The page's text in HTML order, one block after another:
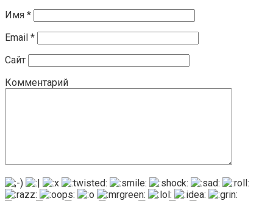
Имя *
Email *
Сайт
Комментарий